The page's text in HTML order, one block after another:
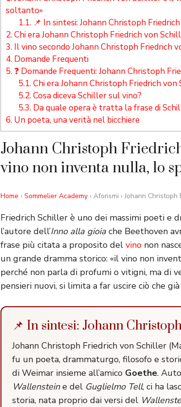
soltanto»
1.1.📌 In sintesi: Johann Christoph
2.Chi era Johann Christoph Friedrich von
3. Il vino secondo Johann Christoph Friedrich
4. Domande Frequenti
5. ❓ Domande Frequenti: Johann Christoph
5.1.Chi era Johann Christoph Friedrich von
5.2.Cosa diceva Schiller sul vino?
5.3.Da quale opera è tratta la frase di
6. Un poeta, una verità nel bicchiere
Johann Christoph
vino non inventa nulla, lo
Home › Sommelier Academy › Aforismi › Johann
Friedrich Schiller è uno dei massimi poeti
l’autore dell’Inno alla gioia che Beethoven
frase più citata a proposito del vino non
un grande dramma storico: «il vino non
perché non parla di profumi o vitigni, ma di
pensieri nuovi, si limita a far uscire ciò che
📌 In sintesi: Johann
Johann Christoph Friedrich von Schiller
fu un poeta, drammaturgo, filosofo e
di Weimar insieme all’amico Goethe.
Wallensteine del Guglielmo Tell, ci ha
storia, nata proprio dai versi del